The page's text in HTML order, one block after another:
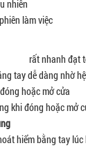
nhiên
làm việc
rất nhanh đạt
tay dễ dàng nhờ
hoặc mở cửa
khi đóng hoặc mở
hiểm bằng tay